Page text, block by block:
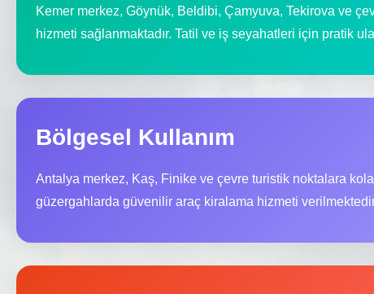
Kemer merkez, Göynük, Beldibi, Çamyuva, Tekirova ve
hizmeti sağlanmaktadır. Tatil ve iş seyahatleri için pratik
Bölgesel Kullanım
Antalya merkez, Kaş, Finike ve çevre turistik noktalara
güzergahlarda güvenilir araç kiralama hizmeti